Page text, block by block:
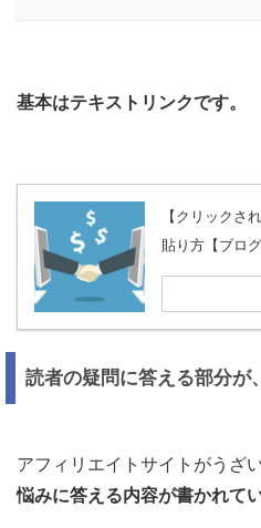
基本はテキストリンクです。
【クリックさ
貼り方【ブロ
読者の疑問に答える部分が
アフィリエイトサイトがうざ
悩みに答える内容が書かれて